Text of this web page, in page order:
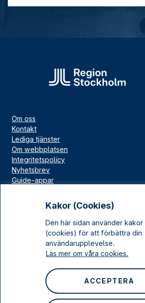
Kakor (Cookies)
Den här sidan använder kakor
(cookies) för att förbättra din
användarupplevelse.
Läs mer om våra cookies.
ACCEPTERA
Om oss
Kontakt
Lediga tjänster
Om webbplatsen
Integritetspolicy
Nyhetsbrev
Guide-appar
Kulturarv Stockholm
Sociala medier
Instagram
LinkedIn
YouTube